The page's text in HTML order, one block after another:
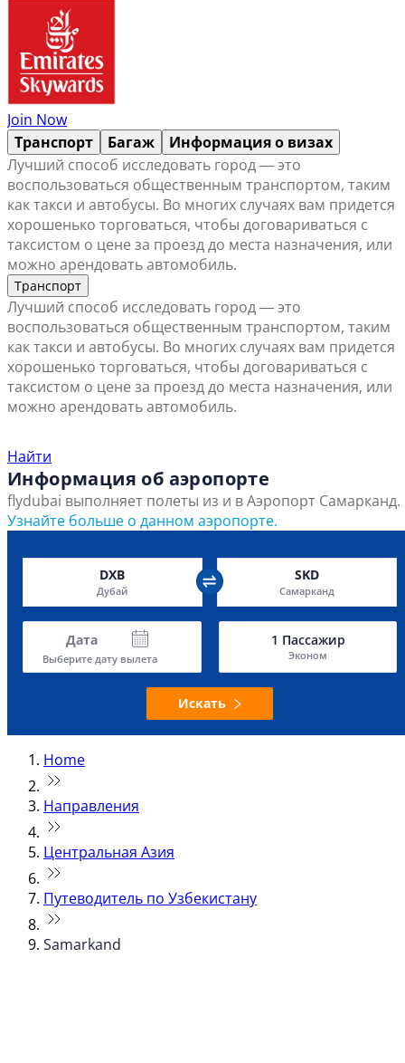
Join Now
Транспорт
Багаж
Информация о визах
Лучший способ исследовать город ― это
воспользоваться общественным транспортом, таким
как такси и автобусы. Во многих случаях вам придется
хорошенько торговаться, чтобы договариваться с
таксистом о цене за проезд до места назначения, или
можно арендовать автомобиль.
Транспорт
Лучший способ исследовать город ― это
воспользоваться общественным транспортом, таким
как такси и автобусы. Во многих случаях вам придется
хорошенько торговаться, чтобы договариваться с
таксистом о цене за проезд до места назначения, или
можно арендовать автомобиль.
Найти
Информация об аэропорте
flydubai выполняет полеты из и в Аэропорт Самарканд.
Узнайте больше о данном аэропорте.
DXB
Дубай
SKD
Самарканд
Дата
Выберите дату вылета
1 Пассажир
Эконом
Искать
Home
Направления
Центральная Азия
Путеводитель по Узбекистану
Samarkand